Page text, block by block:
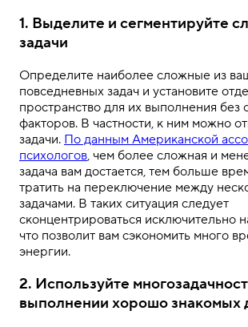
1. Выделите и сегментируйте
задачи
Определите наиболее сложные из
повседневных задач и установите
пространство для их выполнения без
факторов. В частности, к ним можно
задачи. По данным Американской
психологов, чем более сложная и
задача вам достается, тем больше
тратить на переключение между
задачами. В таких ситуация следует
сконцентрироваться исключительно
что позволит вам сэкономить много
энергии.
2. Используйте
выполнении хорошо знакомых